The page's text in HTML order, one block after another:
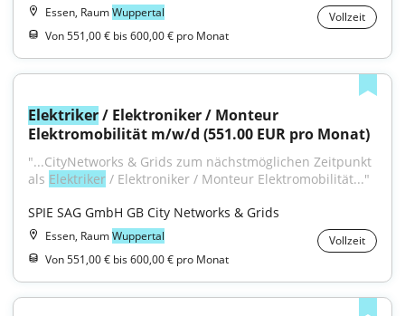
Essen, RaumWuppertal
Vollzeit
Von 551,00 € bis 600,00 € pro Monat
Elektriker / Elektroniker / Monteur
Elektromobilität m/w/d (551.00 EUR pro Monat)
"...CityNetworks & Grids zum nächstmöglichen Zeitpunkt
als Elektriker / Elektroniker / Monteur Elektromobilität..."
SPIE SAG GmbH GB City Networks & Grids
Essen, RaumWuppertal
Vollzeit
Von 551,00 € bis 600,00 € pro Monat